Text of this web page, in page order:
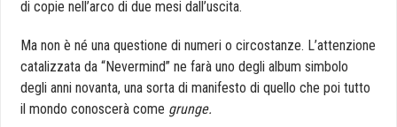
di copie nell’arco di due mesi dall’uscita.
Ma non è né una questione di numeri o circostanze. L’attenzione
catalizzata da “Nevermind” ne farà uno degli album simbolo
degli anni novanta, una sorta di manifesto di quello che poi tutto
il mondo conoscerà come grunge.